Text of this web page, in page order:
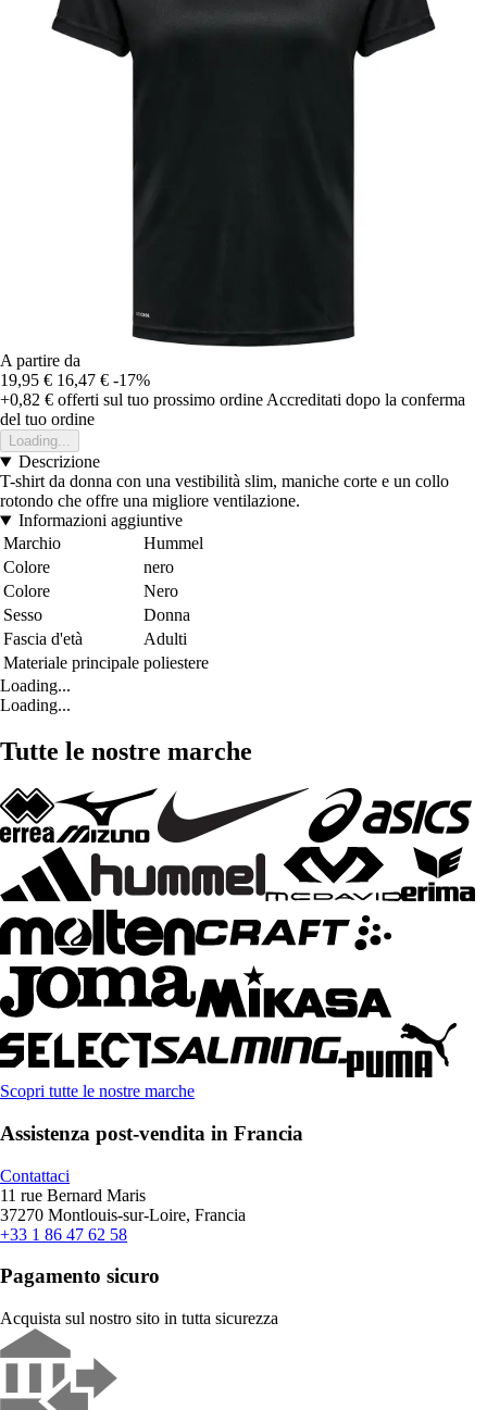
A partire da
19,95 € 16,47 € -17%
+0,82 € offerti sul tuo prossimo ordine Accreditati dopo la conferma
del tuo ordine
Loading...
Descrizione
T-shirt da donna con una vestibilità slim, maniche corte e un collo
rotondo che offre una migliore ventilazione.
Informazioni aggiuntive
Marchio
Hummel
Colore
nero
Colore
Nero
Sesso
Donna
Fascia d'età
Adulti
Materiale principale poliestere
Loading...
Loading...
Tutte le nostre marche
Scopri tutte le nostre marche
Assistenza post-vendita in Francia
Contattaci
11 rue Bernard Maris
37270 Montlouis-sur-Loire, Francia
+33 1 86 47 62 58
Pagamento sicuro
Acquista sul nostro sito in tutta sicurezza